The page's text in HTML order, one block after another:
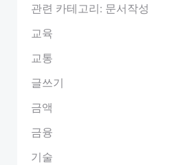
관련 카테고리: 문서작성
교육
교통
글쓰기
금액
금융
기술